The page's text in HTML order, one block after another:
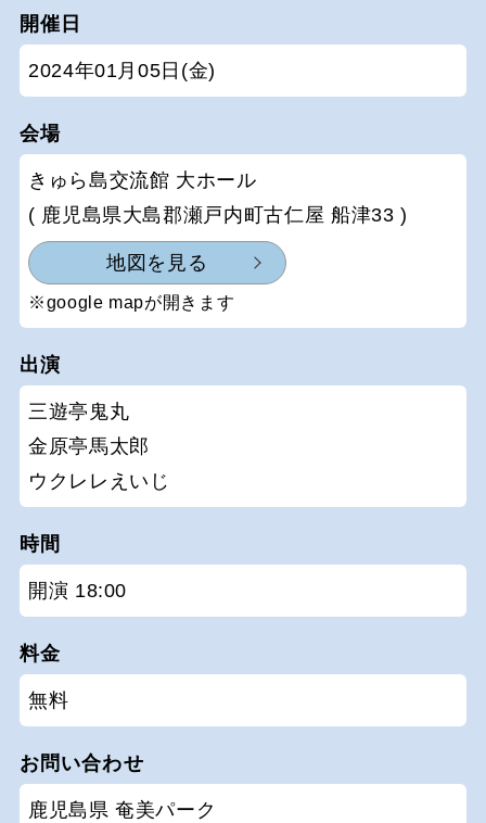
開催日
2024年01月05日(金)
会場
きゅら島交流館 大ホール
( 鹿児島県大島郡瀬戸内町古仁屋 船津33 )
地図を見る
※google mapが開きます
出演
三遊亭鬼丸
金原亭馬太郎
ウクレレえいじ
時間
開演 18:00
料金
無料
お問い合わせ
鹿児島県 奄美パーク